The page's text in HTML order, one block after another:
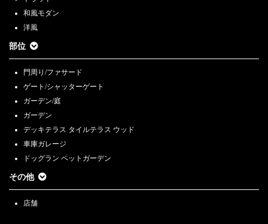
和風モダン
洋風
部位
門周り/ファサード
ゲート/シャッターゲート
ガーデン/庭
ガーデン
デッキテラス タイルテラス ウッド
車庫ガレージ
ドッグラン ペットガーデン
その他
店舗